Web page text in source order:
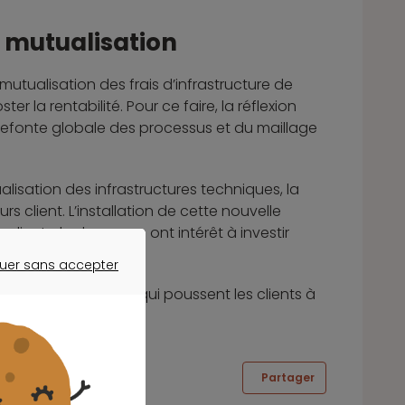
mutualisation
des frais d’infrastructure de
la rentabilité. Pour ce faire, la réflexion
globale des processus et du maillage
des infrastructures techniques, la
client. L’installation de cette nouvelle
les banques ont intérêt à investir
une des raisons qui poussent les clients à
Partager
sans accepter